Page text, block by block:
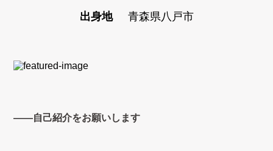
出身地 青森県八戸市
――自己紹介をお願いします